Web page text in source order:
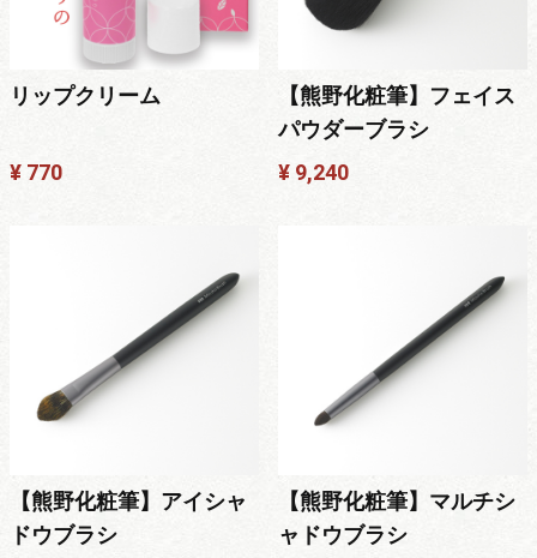
リップクリーム
¥ 770
【熊野化粧筆】フェイス
パウダーブラシ
¥ 9,240
【熊野化粧筆】アイシャ
ドウブラシ
【熊野化粧筆】マルチシ
ャドウブラシ